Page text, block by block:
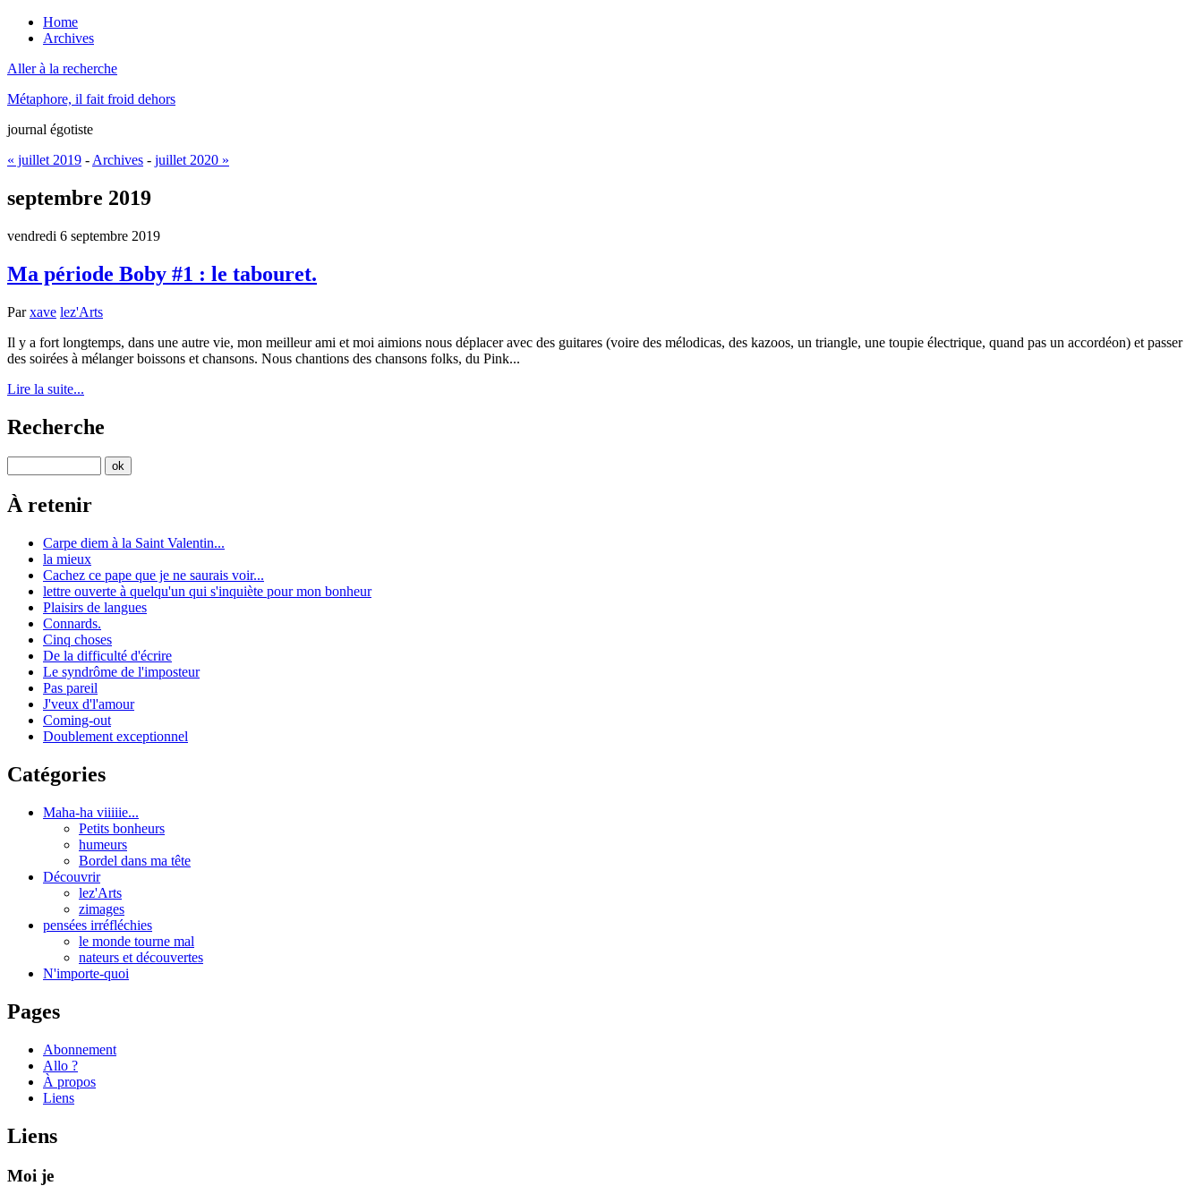
Home
Archives
Aller à la recherche
Métaphore, il fait froid dehors
journal égotiste
« juillet 2019 - Archives - juillet 2020 »
septembre 2019
vendredi 6 septembre 2019
Ma période Boby #1 : le tabouret.
Parxave lez'Arts
Il y a fort longtemps, dans une autre vie, mon meilleur ami et moi aimions nous déplacer avec des guitares (voire des mélodicas, des kazoos, un triangle, une toupie électrique, quand pas un accordéon) et passer
des soirées à mélanger boissons et chansons. Nous chantions des chansons folks, du Pink...
Lire la suite...
Recherche
À retenir
Carpe diem à la Saint Valentin...
la mieux
Cachez ce pape que je ne saurais voir...
lettre ouverte à quelqu'un qui s'inquiète pour mon bonheur
Plaisirs de langues
Connards.
Cinq choses
De la difficulté d'écrire
Le syndrôme de l'imposteur
Pas pareil
J'veux d'l'amour
Coming-out
Doublement exceptionnel
Catégories
Maha-ha viiiiie...
Petits bonheurs
humeurs
Bordel dans ma tête
Découvrir
lez'Arts
zimages
pensées irréfléchies
le monde tourne mal
nateurs et découvertes
N'importe-quoi
Pages
Abonnement
Allo ?
À propos
Liens
Liens
Moi je